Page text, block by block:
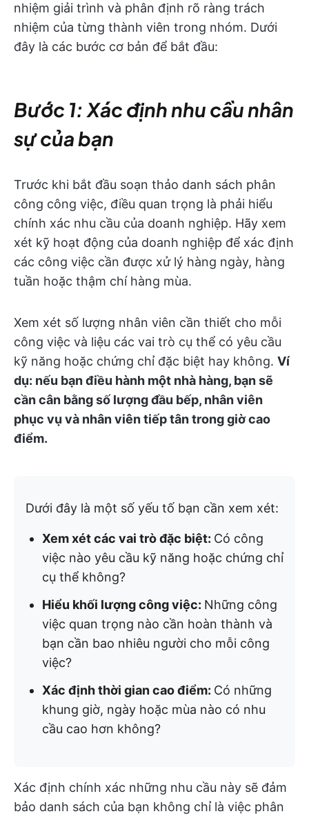
nhiệm giải trình và phân định rõ ràng trách
nhiệm của từng thành viên trong nhóm. Dưới
đây là các bước cơ bản để bắt đầu:
Bước 1: Xác định nhu cầu nhân
sự của bạn
Trước khi bắt đầu soạn thảo danh sách phân
công công việc, điều quan trọng là phải hiểu
chính xác nhu cầu của doanh nghiệp. Hãy xem
xét kỹ hoạt động của doanh nghiệp để xác định
các công việc cần được xử lý hàng ngày, hàng
tuần hoặc thậm chí hàng mùa.
Xem xét số lượng nhân viên cần thiết cho mỗi
công việc và liệu các vai trò cụ thể có yêu cầu
kỹ năng hoặc chứng chỉ đặc biệt hay không. Ví
dụ: nếu bạn điều hành một nhà hàng, bạn sẽ
cần cân bằng số lượng đầu bếp, nhân viên
phục vụ và nhân viên tiếp tân trong giờ cao
điểm.
Dưới đây là một số yếu tố bạn cần xem xét:
Xem xét các vai trò đặc biệt: Có công
việc nào yêu cầu kỹ năng hoặc chứng chỉ
cụ thể không?
Hiểu khối lượng công việc: Những công
việc quan trọng nào cần hoàn thành và
bạn cần bao nhiêu người cho mỗi công
việc?
Xác định thời gian cao điểm: Có những
khung giờ, ngày hoặc mùa nào có nhu
cầu cao hơn không?
Xác định chính xác những nhu cầu này sẽ đảm
bảo danh sách của bạn không chỉ là việc phân